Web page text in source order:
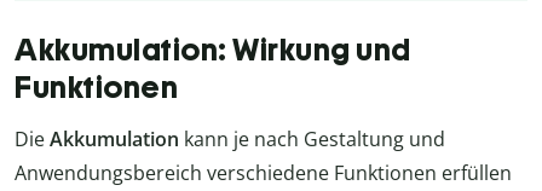
Akkumulation: Wirkung und
Funktionen
DieAkkumulation kann je nach Gestaltung und
Anwendungsbereich verschiedene Funktionen erfüllen